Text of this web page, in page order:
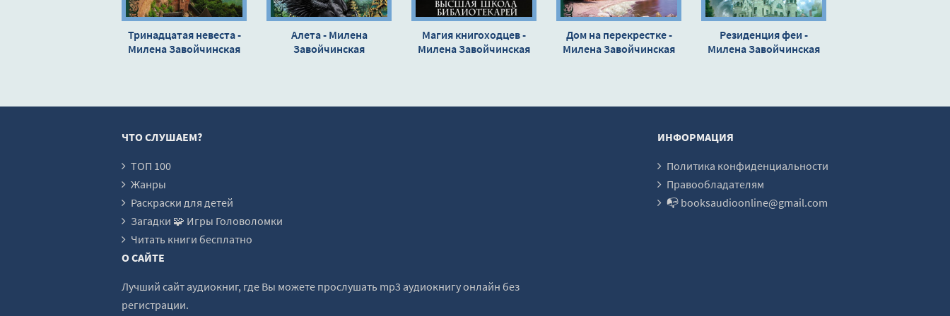
18
19
23
24
25
26
Тринадцатая невеста -
Милена Завойчинская
Алета - Милена
Завойчинская
Магия книгоходцев -
Милена Завойчинская
Дом на перекрестке -
Милена Завойчинская
Резиденция феи -
Милена Завойчинская
ЧТО СЛУШАЕМ?
ТОП 100
Жанры
Раскраски для детей
Загадки 🧩 Игры Головоломки
Читать книги бесплатно
ИНФОРМАЦИЯ
Политика конфиденциальности
Правообладателям
📭 booksaudioonline@gmail.com
О САЙТЕ
Лучший сайт аудиокниг, где Вы можете прослушать mp3 аудиокнигу онлайн без
регистрации.